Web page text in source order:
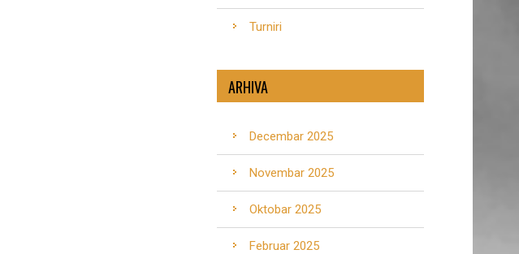
Turniri
ARHIVA
Decembar 2025
Novembar 2025
Oktobar 2025
Februar 2025